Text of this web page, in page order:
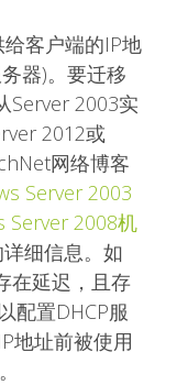
给客户端的IP地
器)。要迁移
Server 2003实
2012或
网络博客
Server 2003
Server 2008机
细信息。如
在延迟，且存
配置DHCP服
地址前被使用